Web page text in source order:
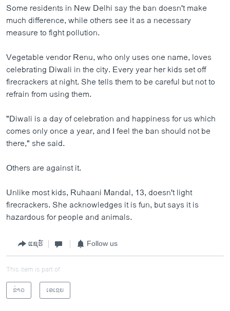
Some residents in New Delhi say the ban doesn't make
much difference, while others see it as a necessary
measure to fight pollution.
Vegetable vendor Renu, who only uses one name, loves
celebrating Diwali in the city. Every year her kids set off
firecrackers at night. She tells them to be careful but not to
refrain from using them.
"Diwali is a day of celebration and happiness for us which
comes only once a year, and I feel the ban should not be
there," she said.
Others are against it.
Unlike most kids, Ruhaani Mandal, 13, doesn't light
firecrackers. She acknowledges it is fun, but says it is
hazardous for people and animals.
ແຊຣ໌ Follow us
This item is part of
ຂ່າວ
ເອເຊຍ